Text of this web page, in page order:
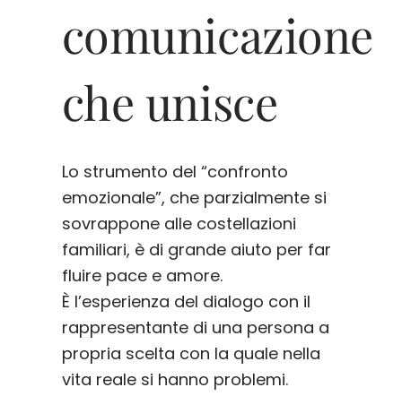
comunicazione
che unisce
Lo strumento del “confronto
emozionale”, che parzialmente si
sovrappone alle costellazioni
familiari, è di grande aiuto per far
fluire pace e amore.
È l’esperienza del dialogo con il
rappresentante di una persona a
propria scelta con la quale nella
vita reale si hanno problemi.